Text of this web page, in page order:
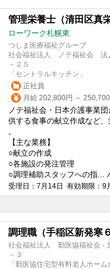
管理栄養士（清田区真
ローワーク札幌東
つしま医療福祉グループ
社会福祉法人 ノテ福祉会 法
－２５
「セントラルキッチン」
正社員
月給 202,800円 ～
ノテ福祉会・日本介護事業
供する食事の献立作成など
。
【主な業務】
○献立の作成
○各施設の発注管理
○調理補助スタッフへの指...
受理日：7月14日 有効期限：9
調理職（手稲区新発寒６
社会福祉法人 勤医協福祉会 -
－３
「勤医協住宅型有料老人ホーム